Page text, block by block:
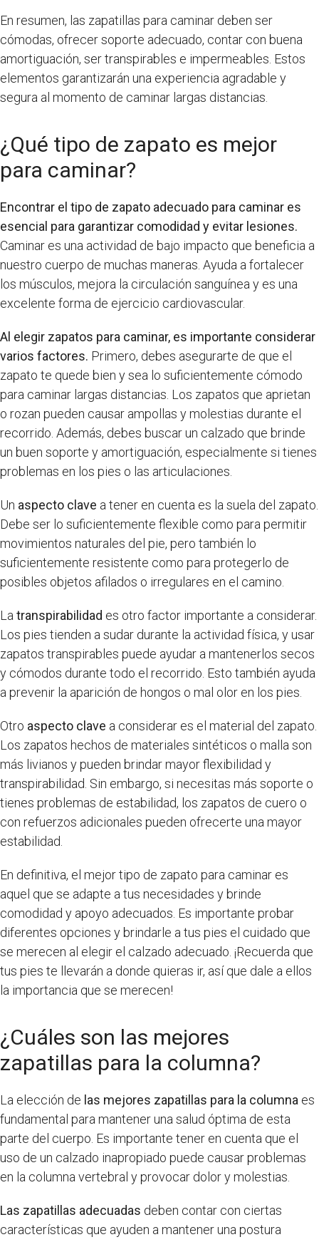
En resumen, las zapatillas para caminar deben ser
cómodas, ofrecer soporte adecuado, contar con buena
amortiguación, ser transpirables e impermeables. Estos
elementos garantizarán una experiencia agradable y
segura al momento de caminar largas distancias.
¿Qué tipo de zapato es mejor
para caminar?
Encontrar el tipo de zapato adecuado para caminar es
esencial para garantizar comodidad y evitar lesiones.
Caminar es una actividad de bajo impacto que beneficia a
nuestro cuerpo de muchas maneras. Ayuda a fortalecer
los músculos, mejora la circulación sanguínea y es una
excelente forma de ejercicio cardiovascular.
Al elegir zapatos para caminar, es importante considerar
varios factores. Primero, debes asegurarte de que el
zapato te quede bien y sea lo suficientemente cómodo
para caminar largas distancias. Los zapatos que aprietan
o rozan pueden causar ampollas y molestias durante el
recorrido. Además, debes buscar un calzado que brinde
un buen soporte y amortiguación, especialmente si tienes
problemas en los pies o las articulaciones.
Un aspecto clave a tener en cuenta es la suela del zapato.
Debe ser lo suficientemente flexible como para permitir
movimientos naturales del pie, pero también lo
suficientemente resistente como para protegerlo de
posibles objetos afilados o irregulares en el camino.
La transpirabilidad es otro factor importante a considerar.
Los pies tienden a sudar durante la actividad física, y usar
zapatos transpirables puede ayudar a mantenerlos secos
y cómodos durante todo el recorrido. Esto también ayuda
a prevenir la aparición de hongos o mal olor en los pies.
Otro aspecto clave a considerar es el material del zapato.
Los zapatos hechos de materiales sintéticos o malla son
más livianos y pueden brindar mayor flexibilidad y
transpirabilidad. Sin embargo, si necesitas más soporte o
tienes problemas de estabilidad, los zapatos de cuero o
con refuerzos adicionales pueden ofrecerte una mayor
estabilidad.
En definitiva, el mejor tipo de zapato para caminar es
aquel que se adapte a tus necesidades y brinde
comodidad y apoyo adecuados. Es importante probar
diferentes opciones y brindarle a tus pies el cuidado que
se merecen al elegir el calzado adecuado. ¡Recuerda que
tus pies te llevarán a donde quieras ir, así que dale a ellos
la importancia que se merecen!
¿Cuáles son las mejores
zapatillas para la columna?
La elección de las mejores zapatillas para la columna es
fundamental para mantener una salud óptima de esta
parte del cuerpo. Es importante tener en cuenta que el
uso de un calzado inapropiado puede causar problemas
en la columna vertebral y provocar dolor y molestias.
Las zapatillas adecuadas deben contar con ciertas
características que ayuden a mantener una postura